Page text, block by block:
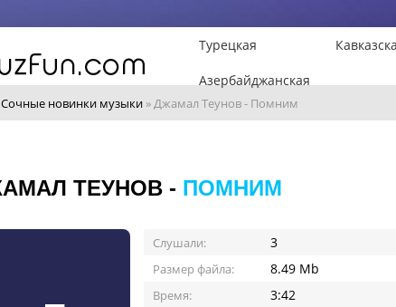
Турецкая
Азербайджанская
Сочные новинки музыки » Джамал Теунов - Помним
ТЕУНОВ - ПОМНИМ
Слушали: 3
Размер файла: 8.49 Mb
Время: 3:42